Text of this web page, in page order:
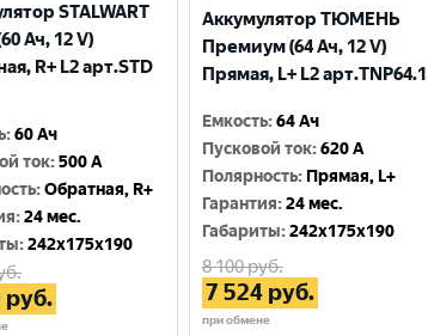
STALWART
Ач, 12 V)
R+ L2 арт.STD
:60 Ач
ток:500 A
:Обратная, R+
:24 мес.
:242x175x190
руб.
Аккумулятор ТЮМЕНЬ
Премиум (64 Ач, 12 V)
Прямая, L+ L2 арт.TNP64.1
Емкость:64 Ач
Пусковой ток:620 A
Полярность: Прямая, L+
Гарантия:24 мес.
Габариты:242x175x190
8 100руб.
7 524руб.
при обмене
Выберите ваш город
Великий Новгород
Гатчина
Санкт-Петербург
Смоленск